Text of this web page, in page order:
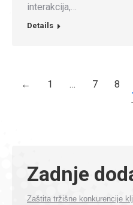
interakcija,…
Details
← 1 … 7 8
Zadnje
Zaštita tržišne konkurencije